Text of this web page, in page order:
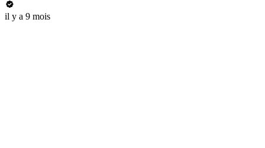
il y a 9 mois